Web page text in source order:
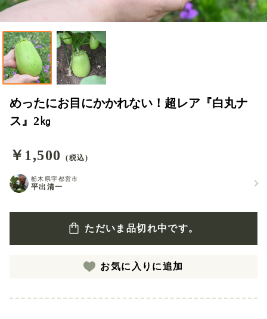
めったにお目にかかれない！超レア『白丸ナ
ス』2㎏
￥1,500 (税込)
栃木県宇都宮市
平出清一
ただいま品切れ中です。
お気に入りに追加